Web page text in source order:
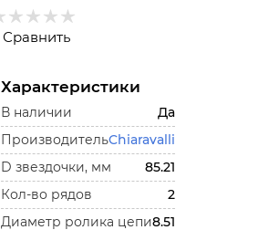
Сравнить
Характеристики
В наличии
Да
ПроизводительChiaravalli
D звездочки, мм
85.21
Кол-во рядов
2
Диаметр ролика цепи8.51